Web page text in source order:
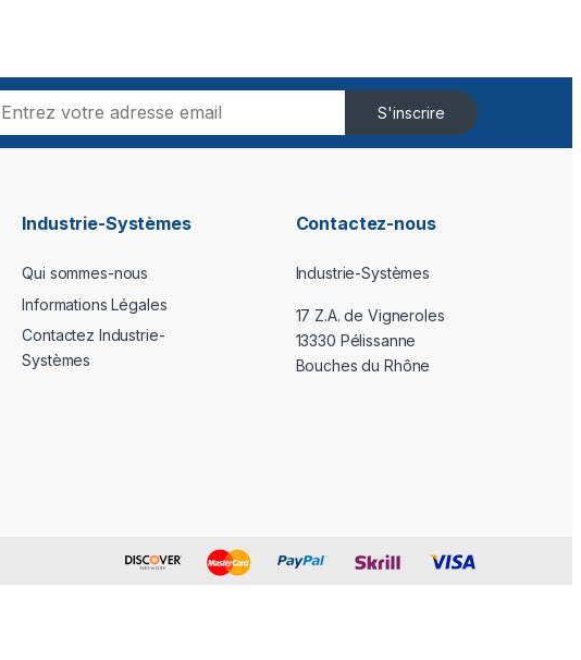
S'inscrire
Industrie-Systèmes
Qui sommes-nous
Informations Légales
Contactez Industrie-
Systèmes
Contactez-nous
Industrie-Systèmes
17 Z.A. de Vigneroles
13330 Pélissanne
Bouches du Rhône